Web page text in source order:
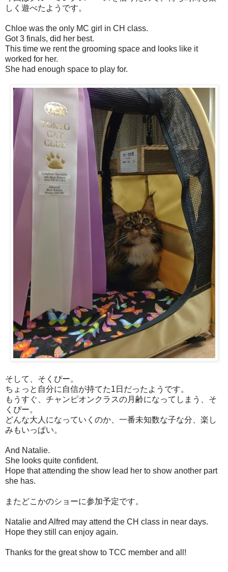
しく遊べたようです。
Chloe was the only MC girl in CH class.
Got 3 finals, did her best.
This time we rent the grooming space and looks like it
worked for her.
She had enough space to play for.
そして、そくぴー。
ちょっと自分に自信が持てた1日だったようです。
もうすぐ、チャンピオンクラスの月齢になってしまう、そ
くぴー。
どんな大人になっていくのか、一番未知数な子な分、楽し
みもいっぱい。
And Natalie.
She looks quite confident.
Hope that attending the show lead her to show another part
she has.
またどこかのショーに参加予定です。
Natalie and Alfred may attend the CH class in near days.
Hope they still can enjoy again.
Thanks for the great show to TCC member and all!